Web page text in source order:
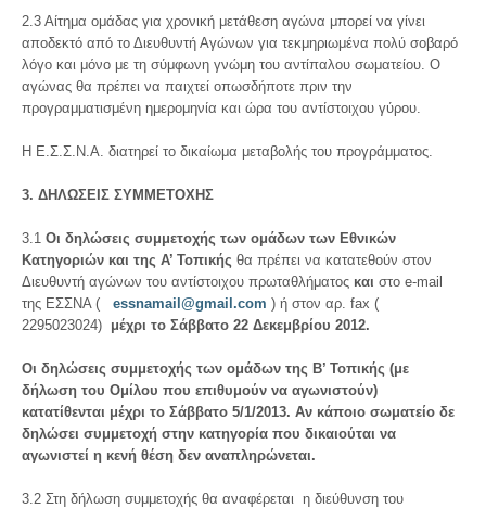
2.3 Αίτημα ομάδας για χρονική μετάθεση αγώνα μπορεί να γίνει
αποδεκτό από το Διευθυντή Αγώνων για τεκμηριωμένα πολύ σοβαρό
λόγο και μόνο με τη σύμφωνη γνώμη του αντίπαλου σωματείου. Ο
αγώνας θα πρέπει να παιχτεί οπωσδήποτε πριν την
προγραμματισμένη ημερομηνία και ώρα του αντίστοιχου γύρου.
Η Ε.Σ.Σ.Ν.Α. διατηρεί το δικαίωμα μεταβολής του προγράμματος.
3. ΔΗΛΩΣΕΙΣ ΣΥΜΜΕΤΟΧΗΣ
3.1 Οι δηλώσεις συμμετοχής των ομάδων των Εθνικών
Κατηγοριών και της Α’ Τοπικής θα πρέπει να κατατεθούν στον
Διευθυντή αγώνων του αντίστοιχου πρωταθλήματος και στο e-mail
της ΕΣΣΝΑ (
essnamail@gmail.com ) ή στον αρ. fax (
2295023024) μέχρι τo Σάββατο 22 Δεκεμβρίου 2012.
Οι δηλώσεις συμμετοχής των ομάδων της Β’ Τοπικής (με
δήλωση του Ομίλου που επιθυμούν να αγωνιστούν)
κατατίθενται μέχρι το Σάββατο 5/1/2013. Αν κάποιο σωματείο δε
δηλώσει συμμετοχή στην κατηγορία που δικαιούται να
αγωνιστεί η κενή θέση δεν αναπληρώνεται.
3.2 Στη δήλωση συμμετοχής θα αναφέρεται η διεύθυνση του